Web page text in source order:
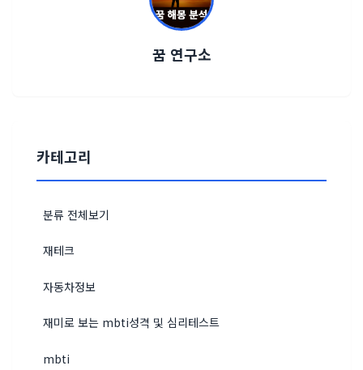
꿈 연구소
카테고리
분류 전체보기
재테크
자동차정보
재미로 보는 mbti성격 및 심리테스트
mbti